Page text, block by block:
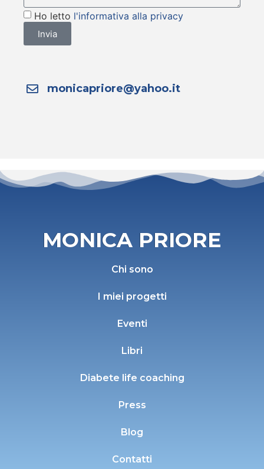
Ho letto l'informativa alla privacy
Invia
monicapriore@yahoo.it
MONICA PRIORE
Chi sono
I miei progetti
Eventi
Libri
Diabete life coaching
Press
Blog
Contatti